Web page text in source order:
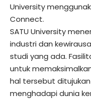
University
Connect.
SATU University
industri dan
studi yang ada.
untuk
hal tersebut
menghadapi dunia